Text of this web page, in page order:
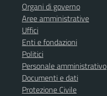
Organi di governo
Aree amministrative
Uffici
Enti e fondazioni
Politici
Personale amministrativo
Documenti e dati
Protezione Civile